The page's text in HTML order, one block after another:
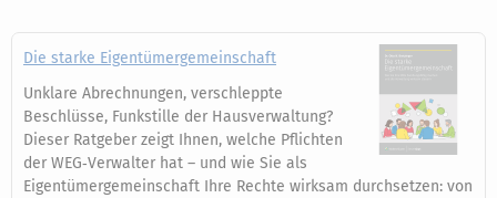
Die starke Eigentümergemeinschaft
Unklare Abrechnungen, verschleppte
Beschlüsse, Funkstille der Hausverwaltung?
Dieser Ratgeber zeigt Ihnen, welche Pflichten
der WEG‑Verwalter hat – und wie Sie als
Eigentümergemeinschaft Ihre Rechte wirksam durchsetzen: von